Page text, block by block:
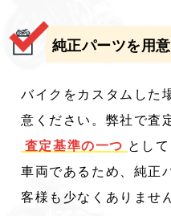
純正パーツを用
バイクをカスタムした
意ください。弊社で査
査定基準の一つ とし
車両であるため、純正
客様も少なくありませ